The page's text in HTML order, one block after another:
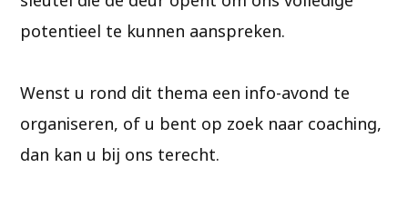
potentieel te kunnen aanspreken.
Wenst u rond dit thema een info-avond te
organiseren, of u bent op zoek naar coaching,
dan kan u bij ons terecht.